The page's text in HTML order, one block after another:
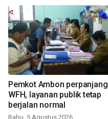
Pemkot Ambon perpanjang
WFH, layanan publik tetap
berjalan normal
Rabu, 5 Agustus 2026